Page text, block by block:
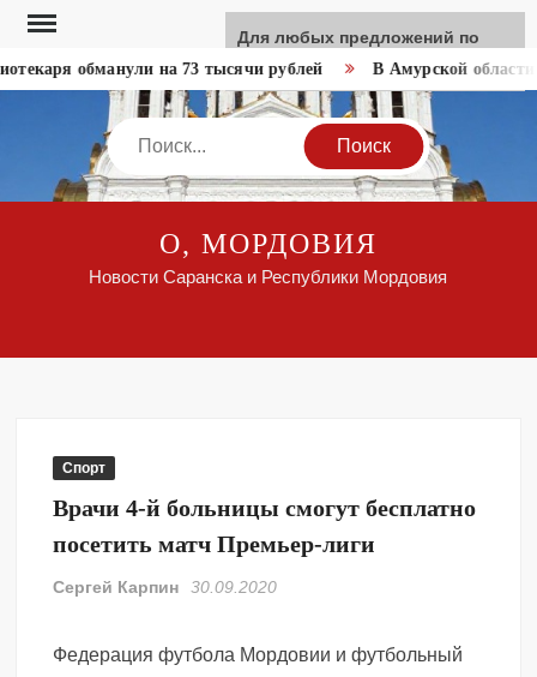
Перейти
содержимому
обманули на 73 тысячи рублей В Амурской области
Search
О, МОРДОВИЯ
Новости Саранска и Республики Мордовия
Спорт
Врачи 4-й больницы смогут бесплатно
посетить матч Премьер-лиги
Сергей Карпин 30.09.2020
Федерация футбола Мордовии и футбольный
Для любых предложений по
сайту: like-news@cp9.ru